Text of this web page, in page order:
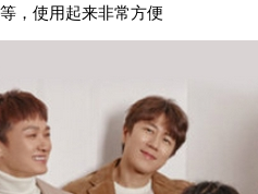
，使用起来非常方便